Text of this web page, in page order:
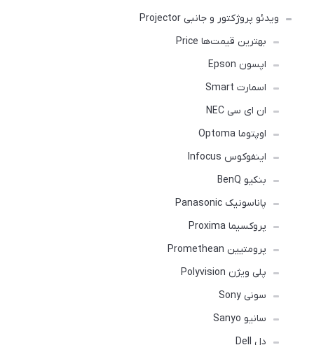
ویدئو پروژکتور و جانبی Projector
بهترین قیمت‌ها Price
اپسون Epson
اسمارت Smart
ان ای سی NEC
اوپتوما Optoma
اینفوکوس Infocus
بنکیو BenQ
پاناسونیک Panasonic
پروکسیما Proxima
پرومتیین Promethean
پلی ویژن Polyvision
سونی Sony
سانیو Sanyo
دل Dell